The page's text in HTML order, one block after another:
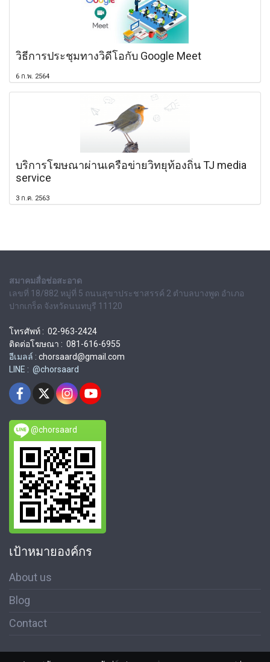
วิธีการประชุมทางวิดีโอกับ Google Meet
6 ก.พ. 2564
บริการโฆษณาผ่านเครือข่ายวิทยุท้องถิ่น TJ media
service
3 ก.ค. 2563
สมาคมสื่อช่อสะอาด
เลขที่ 18/882 หมู่ที่ 5 ถนนสุขาประชาสรรค์ 2 ตำบลบางพูด อำเภอ
ปากเกร็ด จังหวัดนนทบุรี 11120
โทรศัพท์ : 02-963-2424
ติดต่อโฆษณา : 081-616-6955
อีเมลล์ : chorsaard@gmail.com
LINE : @chorsaard
@chorsaard
เป้าหมายองค์กร
About us
Blog
Contact